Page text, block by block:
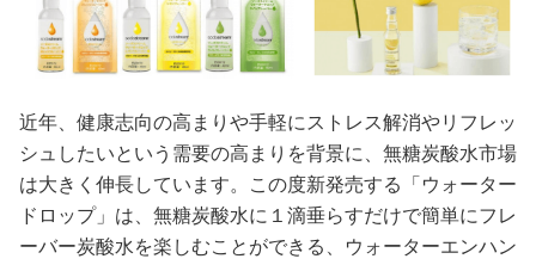
近年、健康志向の高まりや手軽にストレス解消やリフレッ
シュしたいという需要の高まりを背景に、無糖炭酸水市場
は大きく伸長しています。この度新発売する「ウォーター
ドロップ」は、無糖炭酸水に１滴垂らすだけで簡単にフレ
ーバー炭酸水を楽しむことができる、ウォーターエンハン